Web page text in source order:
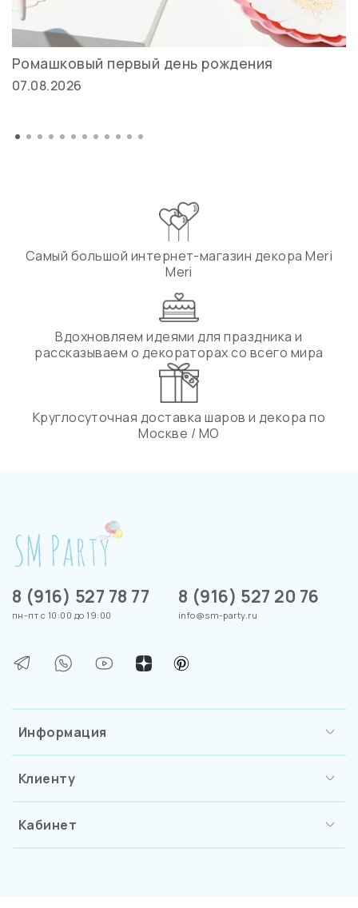
Ромашковый первый день рождения
07.08.2026
Самый большой интернет-магазин декора Meri
Meri
Вдохновляем идеями для праздника и
рассказываем о декораторах со всего мира
Круглосуточная доставка шаров и декора по
Москве / МО
Информация
Клиенту
Кабинет
8 (916) 527 78 77
пн-пт с 10:00 до 19:00
8 (916) 527 20 76
info@sm-party.ru